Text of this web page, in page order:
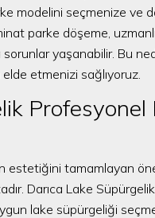
modelini seçmenize ve
parke döşeme,
sorunlar yaşanabilir. Bu
etmenizi sağlıyoruz.
estetiğini tamamlayan
Darıca Lake
lake süpürgeliği